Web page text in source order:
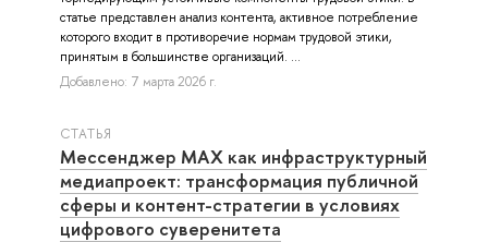
статье представлен анализ контента, активное потребление
которого входит в противоречие нормам трудовой этики,
принятым в большинстве организаций. ...
Добавлено: 7 марта 2026 г.
СТАТЬЯ
Мессенджер MAX как инфраструктурный
медиапроект: трансформация публичной
сферы и контент-стратегии в условиях
цифрового суверенитета